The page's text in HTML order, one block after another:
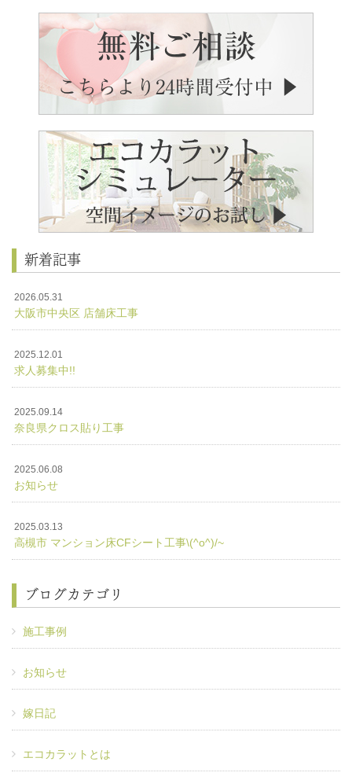
新着記事
2026.05.31
大阪市中央区 店舗床工事
2025.12.01
求人募集中!!
2025.09.14
奈良県クロス貼り工事
2025.06.08
お知らせ
2025.03.13
高槻市 マンション床CFシート工事\(^o^)/~
ブログカテゴリ
施工事例
お知らせ
嫁日記
エコカラットとは